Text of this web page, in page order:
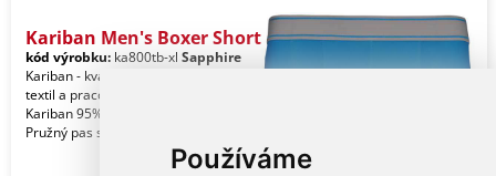
Používáme
Kariban Men's Boxer Short
kód výrobku: ka800tb-xl Sapphire
Kariban - kvalitní značkový reklamní
textil a pracovní oblečení pro muže.
Kariban 95% bavlna/5% elastan.
Pružný pas s k